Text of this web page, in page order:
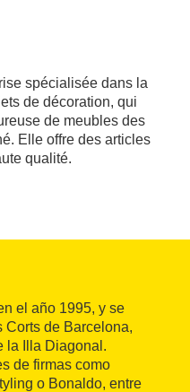
spécialisée dans la
de décoration, qui
de meubles des
Elle offre des articles
qualité.
el año 1995, y se
Corts de Barcelona,
la Illa Diagonal.
de firmas como
o Bonaldo, entre